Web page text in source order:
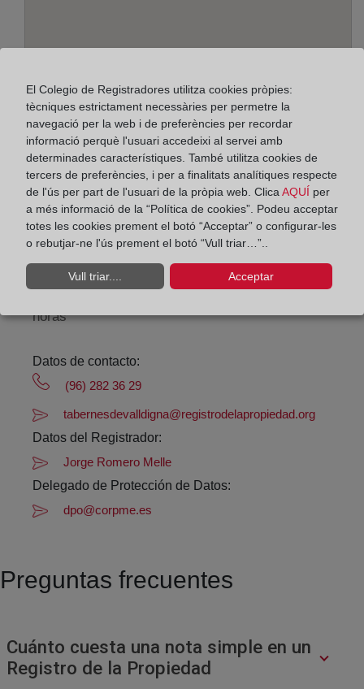
Adreça:
Valencia, 14, 46760
Horario:
Agosto: De lunes a viernes de 09:00 a 14:00 horas
horas
Datos de contacto:
(96) 282 36 29
tabernesdevalldigna@registrodelapropiedad.org
Datos del Registrador:
Jorge Romero Melle
Delegado de Protección de Datos:
dpo@corpme.es
Preguntas frecuentes
Cuánto cuesta una nota simple en un
Registro de la Propiedad
El Colegio de Registradores utilitza cookies pròpies:
tècniques estrictament necessàries per permetre la
navegació per la web i de preferències per recordar
informació perquè l'usuari accedeixi al servei amb
determinades característiques. També utilitza cookies de
tercers de preferències, i per a finalitats analítiques respecte
de l'ús per part de l'usuari de la pròpia web. ClicaAQUÍ per
a més informació de la “Política de cookies”. Podeu acceptar
totes les cookies prement el botó “Acceptar” o configurar-les
o rebutjar-ne l'ús prement el botó “Vull triar…”..
Vull triar.... Acceptar